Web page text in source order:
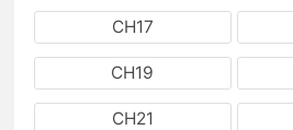
CH17
CH19
CH21